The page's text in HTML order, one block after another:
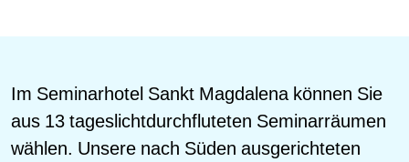
Im Seminarhotel Sankt Magdalena können Sie
aus 13 tageslichtdurchfluteten Seminarräumen
wählen. Unsere nach Süden ausgerichteten